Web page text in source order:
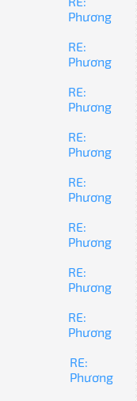
Phương
RE:
Phương
RE:
Phương
RE:
Phương
RE:
Phương
RE:
Phương
RE:
Phương
RE:
Phương
RE:
Phương